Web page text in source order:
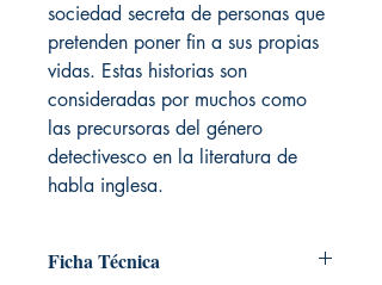
sociedad secreta de personas que
pretenden poner fin a sus propias
vidas. Estas historias son
consideradas por muchos como
las precursoras del género
detectivesco en la literatura de
habla inglesa.
Ficha Técnica